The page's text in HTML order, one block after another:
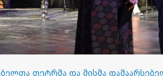
თეტრმა და მისმა